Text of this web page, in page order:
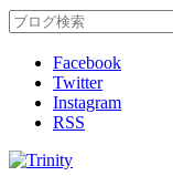
Facebook
Twitter
Instagram
RSS